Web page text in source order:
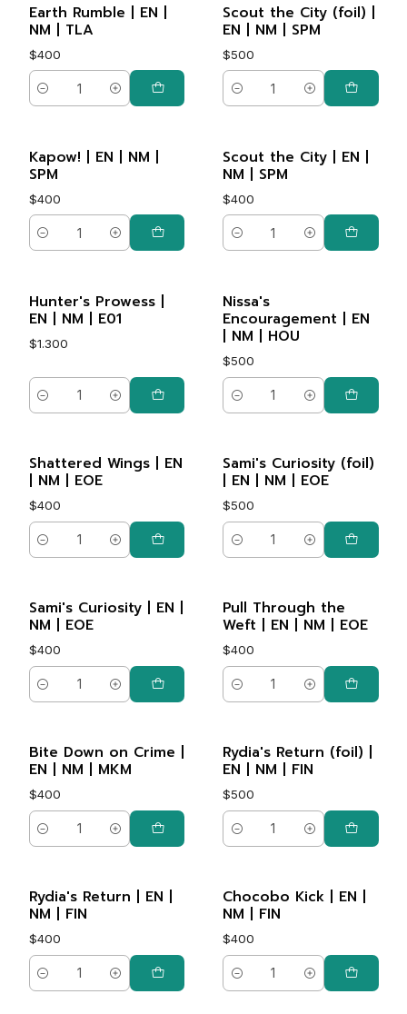
Earth Rumble | EN |
NM | TLA
$400
Cantidad
Scout the City (foil) |
EN | NM | SPM
$500
Cantidad
Kapow! | EN | NM |
SPM
$400
Cantidad
Scout the City | EN |
NM | SPM
$400
Cantidad
Hunter's Prowess |
EN | NM | E01
$1.300
Cantidad
Nissa's
Encouragement | EN
| NM | HOU
$500
Cantidad
Shattered Wings | EN
| NM | EOE
$400
Cantidad
Sami's Curiosity (foil)
| EN | NM | EOE
$500
Cantidad
Sami's Curiosity | EN |
NM | EOE
$400
Cantidad
Pull Through the
Weft | EN | NM | EOE
$400
Cantidad
Bite Down on Crime |
EN | NM | MKM
$400
Cantidad
Rydia's Return (foil) |
EN | NM | FIN
$500
Cantidad
Rydia's Return | EN |
NM | FIN
$400
Cantidad
Chocobo Kick | EN |
NM | FIN
$400
Cantidad